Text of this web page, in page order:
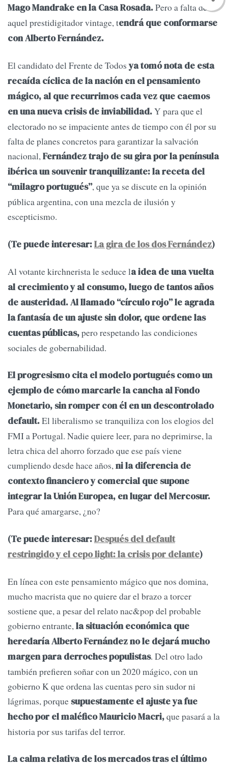
Mago Mandrake en la Casa Rosada.Pero a falta de
aquel prestidigitador vintage, tendrá que conformarse
con Alberto Fernández.
El candidato del Frente de Todosya tomó nota de esta
recaída cíclica de la nación en el pensamiento
mágico, al que recurrimos cada vez que caemos
en una nueva crisis de inviabilidad.Y para que el
electorado no se impaciente antes de tiempo con él por su
falta de planes concretos para garantizar la salvación
nacional,Fernández trajo de su gira por la península
ibérica un souvenir tranquilizante: la receta del
“milagro portugués”, que ya se discute en la opinión
pública argentina, con una mezcla de ilusión y
escepticismo.
(Te puede interesar:La gira de los dos Fernández)
Al votante kirchnerista le seduce la idea de una vuelta
al crecimiento y al consumo, luego de tantos años
de austeridad. Al llamado “círculo rojo” le agrada
la fantasía de un ajuste sin dolor, que ordene las
cuentas públicas,pero respetando las condiciones
sociales de gobernabilidad.
El progresismo cita el modelo portugués como un
ejemplo de cómo marcarle la cancha al Fondo
Monetario, sin romper con él en un descontrolado
default.El liberalismo se tranquiliza con los elogios del
FMI a Portugal. Nadie quiere leer, para no deprimirse, la
letra chica del ahorro forzado que ese país viene
cumpliendo desde hace años,ni la diferencia de
contexto financiero y comercial que supone
integrar la Unión Europea, en lugar del Mercosur.
Para qué amargarse, ¿no?
(Te puede interesar:Después del default
restringido y el cepo light: la crisis por delante)
En línea con este pensamiento mágico que nos domina,
mucho macrista que no quiere dar el brazo a torcer
sostiene que, a pesar del relato nac&pop del probable
gobierno entrante,la situación económica que
heredaría Alberto Fernández no le dejará mucho
margen para derroches populistas. Del otro lado
también prefieren soñar con un 2020 mágico, con un
gobierno K que ordena las cuentas pero sin sudor ni
lágrimas, porque supuestamente el ajuste ya fue
hecho por el maléfico Mauricio Macri,que pasará a la
historia por sus tarifas del terror.
La calma relativa de los mercados tras el último